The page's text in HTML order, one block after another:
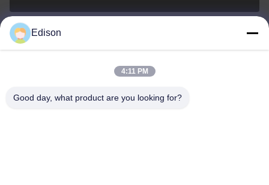
edisonzhan666@163.com
Edison
4:11 PM
Good day, what product are you looking for?